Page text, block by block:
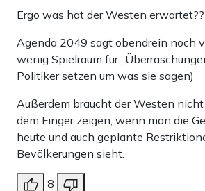
Ergo was hat der Westen
Agenda 2049 sagt obendrein noch
wenig Spielraum für
Politiker setzen um was sie sagen)
Außerdem braucht der Westen
dem Finger zeigen, wenn man die
heute und auch geplante
Bevölkerungen sieht.
8